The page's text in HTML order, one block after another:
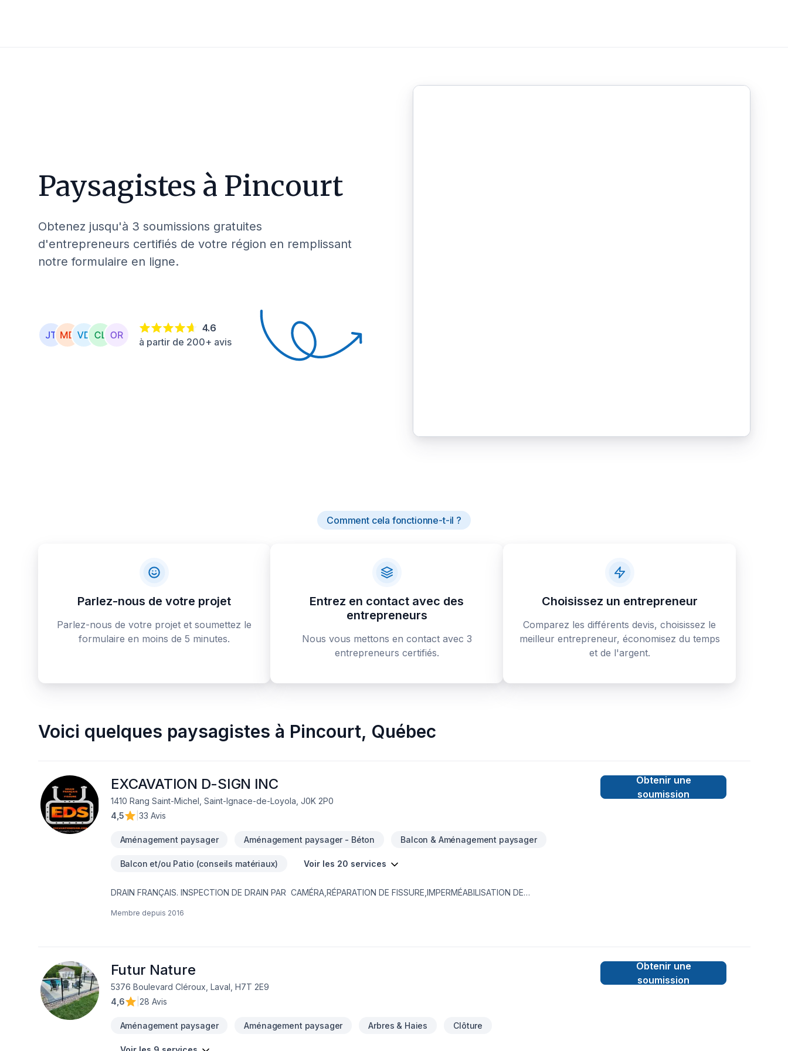
Paysagistes à Pincourt
Obtenez jusqu'à 3 soumissions gratuites
d'entrepreneurs certifiés de votre région en remplissant
notre formulaire en ligne.
4.6
à partir de 200+ avis
Comment cela fonctionne-t-il ?
Parlez-nous de votre projet
Parlez-nous de votre projet et soumettez le
formulaire en moins de 5 minutes.
Entrez en contact avec des
entrepreneurs
Nous vous mettons en contact avec 3
entrepreneurs certifiés.
Choisissez un entrepreneur
Comparez les différents devis, choisissez le
meilleur entrepreneur, économisez du temps
et de l'argent.
Voici quelques paysagistes à Pincourt, Québec
EXCAVATION D-SIGN INC
1410 Rang Saint-Michel, Saint-Ignace-de-Loyola, J0K 2P0
4,5
33 Avis
Aménagement paysager Aménagement paysager - Béton Balcon & Aménagement paysager
Balcon et/ou Patio (conseils matériaux) Voir les 20 services
DRAIN FRANÇAIS. INSPECTION DE DRAIN PAR CAMÉRA,RÉPARATION DE FISSURE,IMPERMÉABILISATION DE
EAU NOUVEAU SERVICE EN 2023 ; INSTALLATION SEPTIQUE ;BIONEST ÉCOFLO ENVIRO-SEPTIQUE NOUVEAU SERVICE EN
Membre depuis 2016
Obtenir une
soumission
Futur Nature
5376 Boulevard Cléroux, Laval, H7T 2E9
4,6
28 Avis
Aménagement paysager Aménagement paysager Arbres & Haies Clôture
Obtenir une
soumission